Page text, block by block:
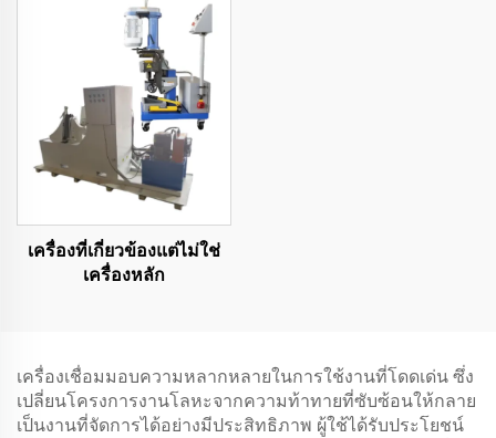
เครื่องที่เกี่ยวข้องแต่ไม่ใช่
เครื่องหลัก
เครื่องเชื่อมมอบความหลากหลายในการใช้งานที่โดดเด่น ซึ่ง
เปลี่ยนโครงการงานโลหะจากความท้าทายที่ซับซ้อนให้กลาย
เป็นงานที่จัดการได้อย่างมีประสิทธิภาพ ผู้ใช้ได้รับประโยชน์